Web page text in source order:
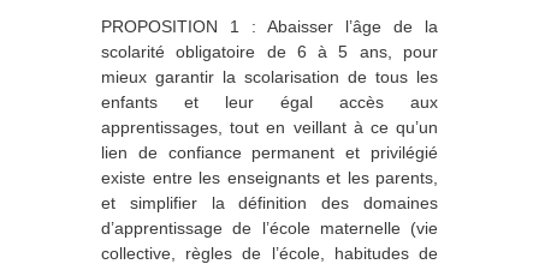
PROPOSITION 1 : Abaisser l’âge de la
scolarité obligatoire de 6 à 5 ans, pour
mieux garantir la scolarisation de tous les
enfants et leur égal accès aux
apprentissages, tout en veillant à ce qu’un
lien de confiance permanent et privilégié
existe entre les enseignants et les parents,
et simplifier la définition des domaines
d’apprentissage de l’école maternelle (vie
collective, règles de l’école, habitudes de